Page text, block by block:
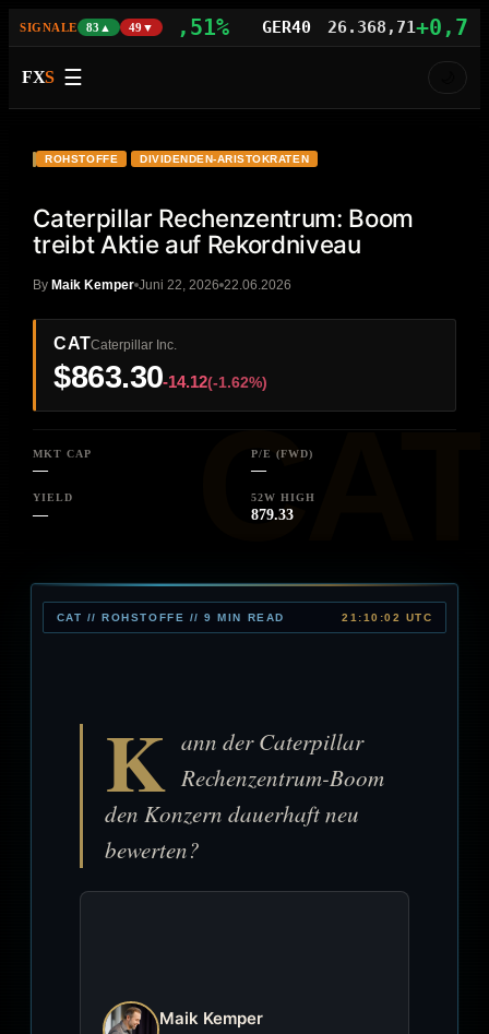
SIGNALE 83▲ 49▼
29.571,21+0,51% GER40 26.368,71+0,75%
FXS ☰
CAT
ROHSTOFFE DIVIDENDEN-ARISTOKRATEN
Caterpillar Rechenzentrum: Boom
treibt Aktie auf Rekordniveau
ByMaik Kemper Juni 22, 2026 22.06.2026
CATCaterpillar Inc.
$863.30-14.12(-1.62%)
MKT CAP
—
P/E (FWD)
—
YIELD
—
52W HIGH
879.33
CAT // ROHSTOFFE // 9 MIN READ 21:10:02 UTC
K ann der Caterpillar
Rechenzentrum-Boom
den Konzern dauerhaft neu
bewerten?
Maik Kemper